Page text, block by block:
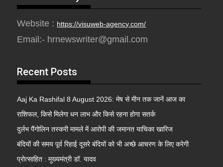
Website : https://visuweb-agency.com/
Email:- hrnewswriter@gmail.com
Recent Posts
Aaj Ka Rashifal 8 August 2026: मेष से मीन तक जानें आज का
राशिफल, किसे मिलेगा धन लाभ और किसे रहना होगा सतर्क
दुर्लभ पैंगोलिन तस्करी मामले में आरोपी की जमानत याचिका खारिज
बंदियों की समय पूर्व रिहाई दूसरे बंदियों को भी अच्छे आचरण के लिए करेगी
प्रोत्साहित : मुख्यमंत्री डॉ. यादव